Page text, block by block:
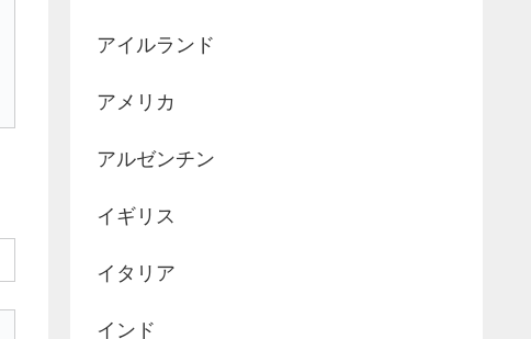
アイルランド
アメリカ
アルゼンチン
イギリス
イタリア
インド